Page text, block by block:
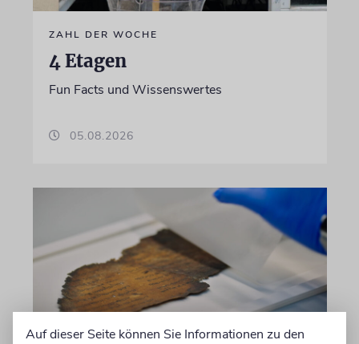
ZAHL DER WOCHE
4 Etagen
Fun Facts und Wissenswertes
05.08.2026
Auf dieser Seite können Sie Informationen zu den